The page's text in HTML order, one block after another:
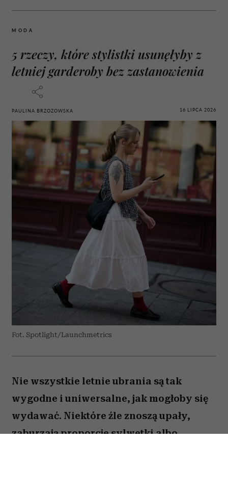
MODA
5 rzeczy, które stylistki usunęłyby z
letniej garderoby bez zastanowienia
PAULINA BRZOZOWSKA 16 LIPCA 2026
Fot. Spotlight/Launchmetrics
Nie wszystkie letnie ubrania są tak
wygodne i uniwersalne, jak mogłoby się
wydawać. Niektóre źle znoszą upały,
zaburzają proporcje sylwetki albo